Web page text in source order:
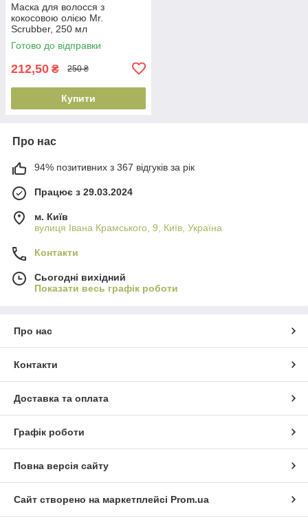
Маска для волосся з
кокосовою олією Mr.
Scrubber, 250 мл
(4820200231839)
Готово до відправки
212,50 ₴ 250 ₴
Купити
Про нас
94% позитивних з 367 відгуків за рік
Працює з 29.03.2024
м. Київ
вулиця Івана Крамського, 9, Київ, Україна
Контакти
Сьогодні вихідний
Показати весь графік роботи
Про нас
Контакти
Доставка та оплата
Графік роботи
Повна версія сайту
Сайт створено на маркетплейсі Prom.ua